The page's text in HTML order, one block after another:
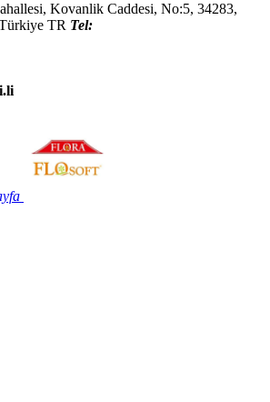
Kovanlik Caddesi, No:5, 34283,
TR Tel: